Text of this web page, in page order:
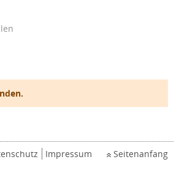
Impressum Seitenanfang